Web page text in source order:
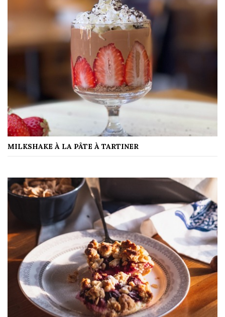
MILKSHAKE À LA PÂTE À TARTINER